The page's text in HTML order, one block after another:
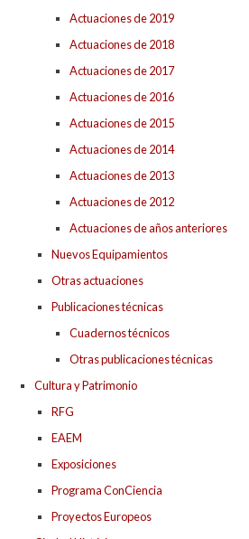
Actuaciones de 2019
Actuaciones de 2018
Actuaciones de 2017
Actuaciones de 2016
Actuaciones de 2015
Actuaciones de 2014
Actuaciones de 2013
Actuaciones de 2012
Actuaciones de años anteriores
Nuevos Equipamientos
Otras actuaciones
Publicaciones técnicas
Cuadernos técnicos
Otras publicaciones técnicas
Cultura y Patrimonio
RFG
EAEM
Exposiciones
Programa ConCiencia
Proyectos Europeos